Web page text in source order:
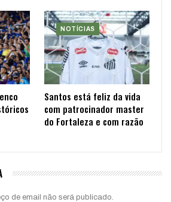
NOTÍCIAS
Santos está feliz da vida
com patrocinador master
do Fortaleza e com razão
de email não será publicado.